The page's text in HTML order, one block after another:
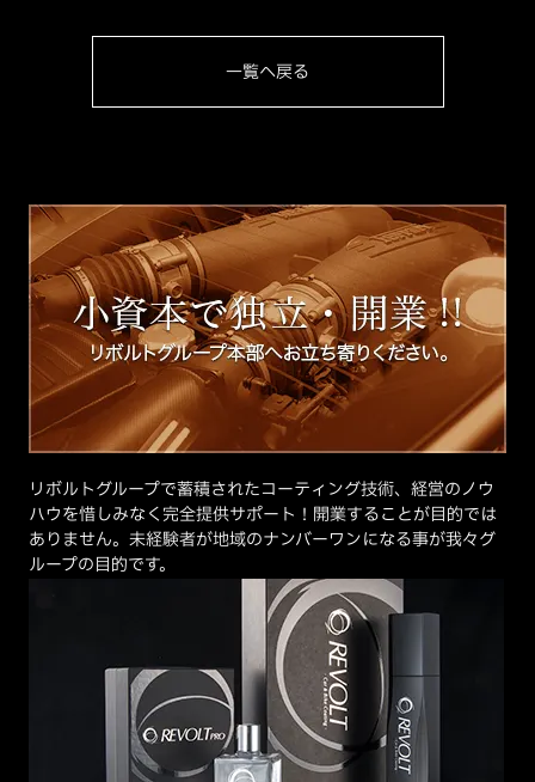
一覧へ戻る
リボルトグループで蓄積されたコーティング技術、経営のノウ
ハウを惜しみなく完全提供サポート！開業することが目的では
ありません。未経験者が地域のナンバーワンになる事が我々グ
ループの目的です。